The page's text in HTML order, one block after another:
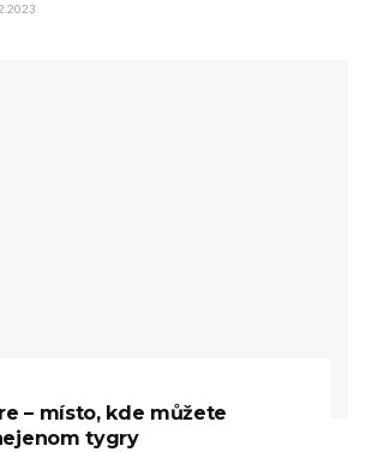
– místo, kde můžete
tygry